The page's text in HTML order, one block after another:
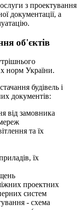
з проектування
документації, а
об'єктів
норм України.
будівель і
документів:
від замовника
та їх
їх
проектних
систем
- схема